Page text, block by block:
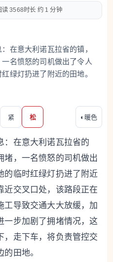
3568 约 1 分钟
在意大利诺瓦拉省的镇，
名愤怒的司机做出了令人
绿灯扔进了附近的田地。
紧 松 ◐ 暖色
：在意大利诺瓦拉省的
堵，一名愤怒的司机做出
的临时红绿灯扔进了附近
近交叉口处，该路段正在
工导致交通大大放缓，加
一步加剧了拥堵情况，这
，走下车，将负责管控交
田地。